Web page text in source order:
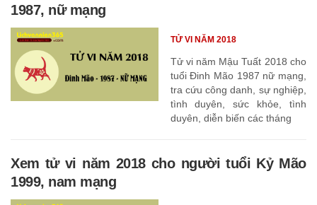
1987, nữ mạng
Tử vi năm Mậu Tuất 2018 cho
tuổi Đinh Mão 1987 nữ mạng,
tra cứu công danh, sự nghiệp,
tình duyên, sức khỏe, tình
duyên, diễn biến các tháng
TỬ VI NĂM 2018
Xem tử vi năm 2018 cho người tuổi Kỷ Mão
1999, nam mạng